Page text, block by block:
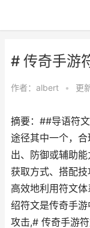
# 传奇手游
作者： albert • 更
摘要：##导语符
途径其中一个，
出、防御或辅助
获取方式、搭配
高效地利用符文
绍符文是传奇手
攻击,# 传奇手游